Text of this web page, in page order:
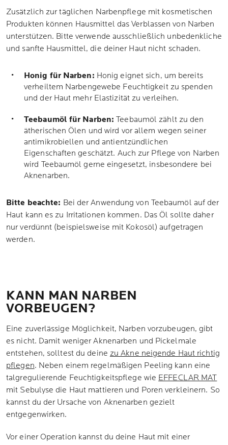
Zusätzlich zur täglichen Narbenpflege mit kosmetischen
Produkten können Hausmittel das Verblassen von Narben
unterstützen. Bitte verwende ausschließlich unbedenkliche
und sanfte Hausmittel, die deiner Haut nicht schaden.
Honig für Narben: Honig eignet sich, um bereits
verheiltem Narbengewebe Feuchtigkeit zu spenden
und der Haut mehr Elastizität zu verleihen.
Teebaumöl für Narben: Teebaumöl zählt zu den
ätherischen Ölen und wird vor allem wegen seiner
antimikrobiellen und antientzündlichen
Eigenschaften geschätzt. Auch zur Pflege von Narben
wird Teebaumöl gerne eingesetzt, insbesondere bei
Aknenarben.
Bitte beachte: Bei der Anwendung von Teebaumöl auf der
Haut kann es zu Irritationen kommen. Das Öl sollte daher
nur verdünnt (beispielsweise mit Kokosöl) aufgetragen
werden.
KANN MAN NARBEN
VORBEUGEN?
Eine zuverlässige Möglichkeit, Narben vorzubeugen, gibt
es nicht. Damit weniger Aknenarben und Pickelmale
entstehen, solltest du deine zu Akne neigende Haut richtig
pflegen. Neben einem regelmäßigen Peeling kann eine
talgregulierende Feuchtigkeitspflege wie EFFECLAR MAT
mit Sebulyse die Haut mattieren und Poren verkleinern. So
kannst du der Ursache von Aknenarben gezielt
entgegenwirken.
Vor einer Operation kannst du deine Haut mit einer